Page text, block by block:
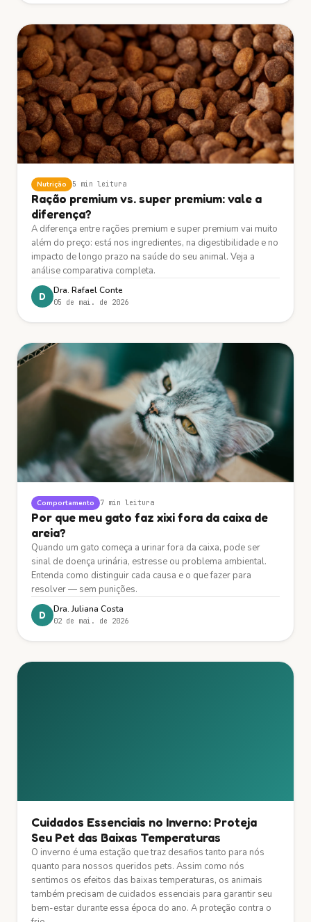
Nutrição 5 min leitura
Ração premium vs. super premium: vale a
diferença?
A diferença entre rações premium e super premium vai muito
além do preço: está nos ingredientes, na digestibilidade e no
impacto de longo prazo na saúde do seu animal. Veja a
análise comparativa completa.
D Dra. Rafael Conte
05 de mai. de 2026
Comportamento 7 min leitura
Por que meu gato faz xixi fora da caixa de
areia?
Quando um gato começa a urinar fora da caixa, pode ser
sinal de doença urinária, estresse ou problema ambiental.
Entenda como distinguir cada causa e o que fazer para
resolver — sem punições.
D Dra. Juliana Costa
02 de mai. de 2026
Cuidados Essenciais no Inverno: Proteja
Seu Pet das Baixas Temperaturas
O inverno é uma estação que traz desafios tanto para nós
quanto para nossos queridos pets. Assim como nós
sentimos os efeitos das baixas temperaturas, os animais
também precisam de cuidados essenciais para garantir seu
bem-estar durante essa época do ano. A proteção contra o